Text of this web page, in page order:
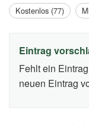
Kostenlos (77)
Eintrag
Fehlt ein
neuen Eintrag